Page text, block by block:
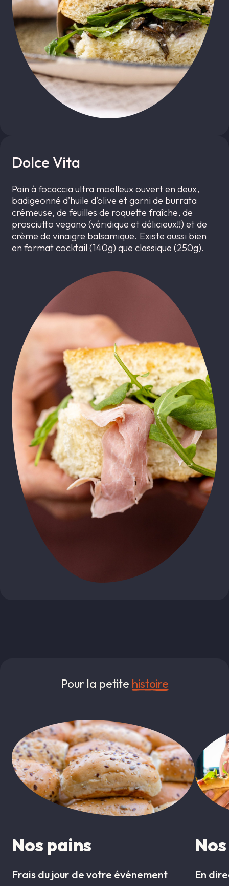
Dolce Vita
Pain à focaccia ultra moelleux ouvert en deux,
badigeonné d’huile d’olive et garni de burrata
crémeuse, de feuilles de roquette fraîche, de
prosciutto vegano (véridique et délicieux!!) et de
crème de vinaigre balsamique. Existe aussi bien
en format cocktail (140g) que classique (250g).
Pour la petite histoire
Nos pains
Frais du jour de votre événement En